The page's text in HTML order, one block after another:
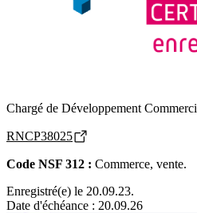
Chargé de Développement
RNCP38025
Code NSF 312 : Commerce, vente.
Enregistré(e) le 20.09.23.
Date d'échéance : 20.09.26